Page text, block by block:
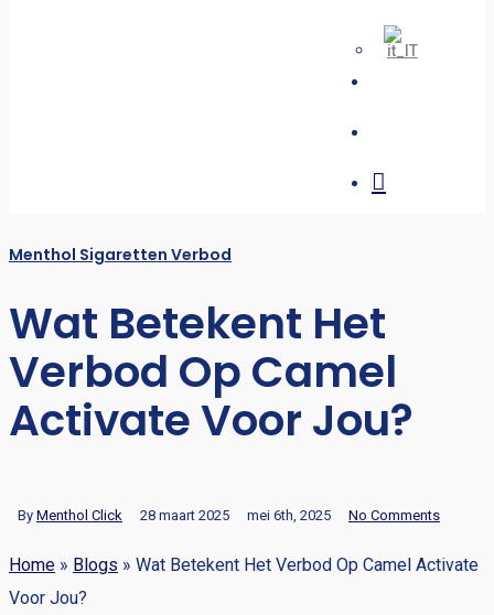
Menthol Sigaretten Verbod
Wat Betekent Het
Verbod Op Camel
Activate Voor Jou?
By Menthol Click 28 maart 2025 mei 6th, 2025 No Comments
Home » Blogs » Wat Betekent Het Verbod Op Camel Activate
Voor Jou?